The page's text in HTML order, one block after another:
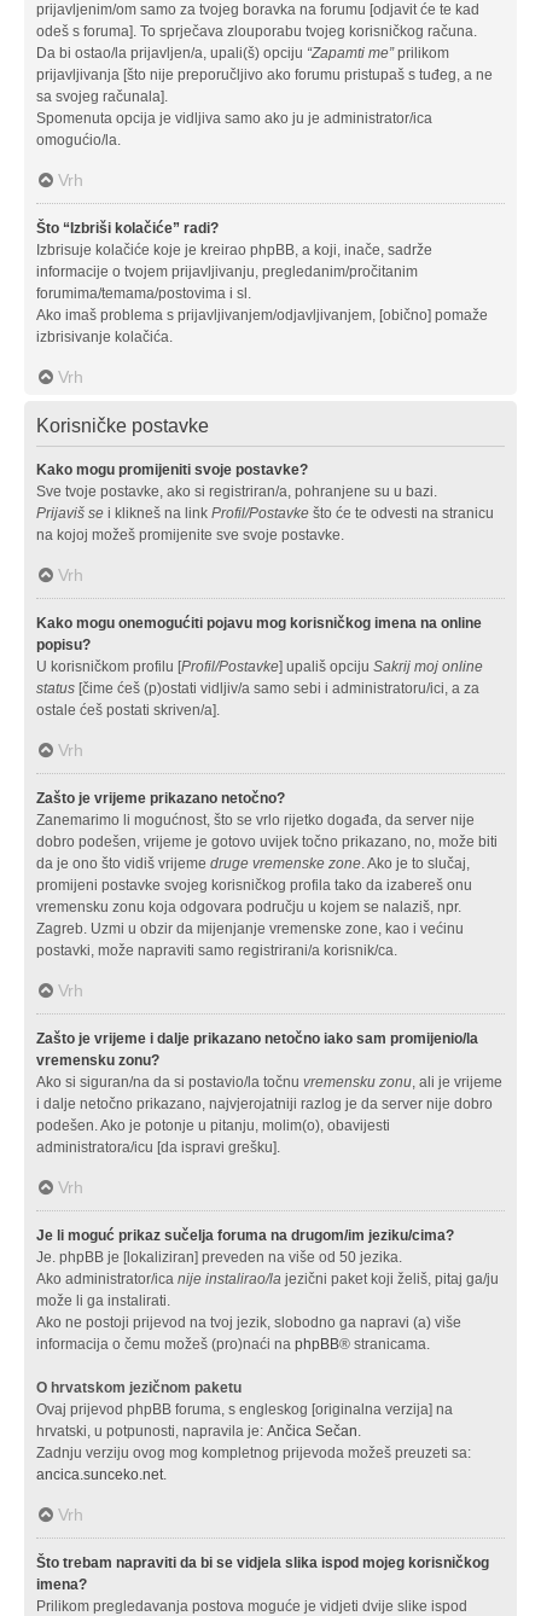
prijavljenim/om samo za tvojeg boravka na forumu [odjavit će te kad
odeš s foruma]. To sprječava zlouporabu tvojeg korisničkog računa.
Da bi ostao/la prijavljen/a, upali(š) opciju “Zapamti me”prilikom
prijavljivanja [što nije preporučljivo ako forumu pristupaš s tuđeg, a ne
sa svojeg računala].
Spomenuta opcija je vidljiva samo ako ju je administrator/ica
omogućio/la.
Vrh
Što “Izbriši kolačiće” radi?
Izbrisuje kolačiće koje je kreirao phpBB, a koji, inače, sadrže
informacije o tvojem prijavljivanju, pregledanim/pročitanim
forumima/temama/postovima i sl.
Ako imaš problema s prijavljivanjem/odjavljivanjem, [obično] pomaže
izbrisivanje kolačića.
Vrh
Korisničke postavke
Kako mogu promijeniti svoje postavke?
Sve tvoje postavke, ako si registriran/a, pohranjene su u bazi.
Prijaviš se i klikneš na link Profil/Postavke što će te odvesti na stranicu
na kojoj možeš promijenite sve svoje postavke.
Vrh
Kako mogu onemogućiti pojavu mog korisničkog imena na online
popisu?
U korisničkom profilu [Profil/Postavke] upališ opciju Sakrij moj online
status [čime ćeš (p)ostati vidljiv/a samo sebi i administratoru/ici, a za
ostale ćeš postati skriven/a].
Vrh
Zašto je vrijeme prikazano netočno?
Zanemarimo li mogućnost, što se vrlo rijetko događa, da server nije
dobro podešen, vrijeme je gotovo uvijek točno prikazano, no, može biti
da je ono što vidiš vrijeme druge vremenske zone. Ako je to slučaj,
promijeni postavke svojeg korisničkog profila tako da izabereš onu
vremensku zonu koja odgovara području u kojem se nalaziš, npr.
Zagreb. Uzmi u obzir da mijenjanje vremenske zone, kao i većinu
postavki, može napraviti samo registrirani/a korisnik/ca.
Vrh
Zašto je vrijeme i dalje prikazano netočno iako sam promijenio/la
vremensku zonu?
Ako si siguran/na da si postavio/la točnu vremensku zonu, ali je vrijeme
i dalje netočno prikazano, najvjerojatniji razlog je da server nije dobro
podešen. Ako je potonje u pitanju, molim(o), obavijesti
administratora/icu [da ispravi grešku].
Vrh
Je li moguć prikaz sučelja foruma na drugom/im jeziku/cima?
Je. phpBB je [lokaliziran] preveden na više od 50 jezika.
Ako administrator/ica nije instalirao/la jezični paket koji želiš, pitaj ga/ju
može li ga instalirati.
Ako ne postoji prijevod na tvoj jezik, slobodno ga napravi (a) više
informacija o čemu možeš (pro)naći na phpBB® stranicama.
O hrvatskom jezičnom paketu
Ovaj prijevod phpBB foruma, s engleskog [originalna verzija] na
hrvatski, u potpunosti, napravila je: Ančica Sečan.
Zadnju verziju ovog mog kompletnog prijevoda možeš preuzeti sa:
ancica.sunceko.net.
Vrh
Što trebam napraviti da bi se vidjela slika ispod mojeg korisničkog
imena?
Prilikom pregledavanja postova moguće je vidjeti dvije slike ispod